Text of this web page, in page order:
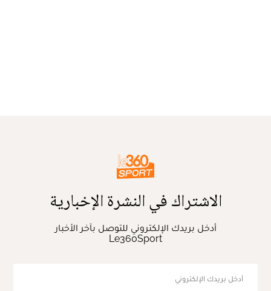
الاشتراك في النشرة الإخبارية
أدخل بريدك الإلكتروني للتوصل بآخر الأخبار
Le360Sport